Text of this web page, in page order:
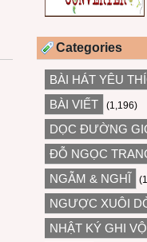
Categories
BÀI HÁT YÊU
BÀI VIẾT (1,196)
DỌC ĐƯỜNG
ĐỖ NGỌC
NGẪM & NGHĨ
NGƯỢC XUÔI
NHẬT KÝ GHI